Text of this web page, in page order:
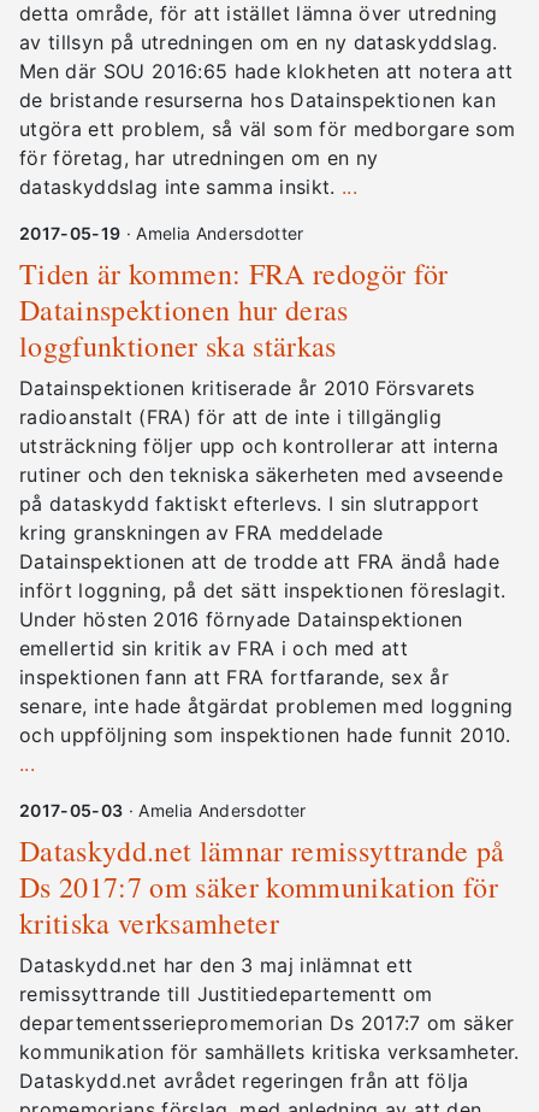
detta område, för att istället lämna över utredning
av tillsyn på utredningen om en ny dataskyddslag.
Men där SOU 2016:65 hade klokheten att notera att
de bristande resurserna hos Datainspektionen kan
utgöra ett problem, så väl som för medborgare som
för företag, har utredningen om en ny
dataskyddslag inte samma insikt. ...
2017-05-19 · Amelia Andersdotter
Tiden är kommen: FRA redogör för
Datainspektionen hur deras
loggfunktioner ska stärkas
Datainspektionen kritiserade år 2010 Försvarets
radioanstalt (FRA) för att de inte i tillgänglig
utsträckning följer upp och kontrollerar att interna
rutiner och den tekniska säkerheten med avseende
på dataskydd faktiskt efterlevs. I sin slutrapport
kring granskningen av FRA meddelade
Datainspektionen att de trodde att FRA ändå hade
infört loggning, på det sätt inspektionen föreslagit.
Under hösten 2016 förnyade Datainspektionen
emellertid sin kritik av FRA i och med att
inspektionen fann att FRA fortfarande, sex år
senare, inte hade åtgärdat problemen med loggning
och uppföljning som inspektionen hade funnit 2010.
...
2017-05-03 · Amelia Andersdotter
Dataskydd.net lämnar remissyttrande på
Ds 2017:7 om säker kommunikation för
kritiska verksamheter
Dataskydd.net har den 3 maj inlämnat ett
remissyttrande till Justitiedepartementt om
departementsseriepromemorian Ds 2017:7 om säker
kommunikation för samhällets kritiska verksamheter.
Dataskydd.net avrådet regeringen från att följa